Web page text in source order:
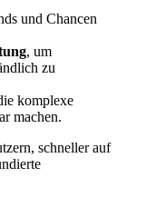
und Chancen
, um
zu
komplexe
machen.
schneller auf